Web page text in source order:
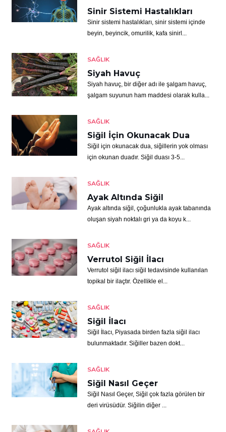
Sinir Sistemi Hastalıkları
Sinir sistemi hastalıkları, sinir sistemi içinde
beyin, beyincik, omurilik, kafa sinirl...
SAĞLIK
Siyah Havuç
Siyah havuç, bir diğer adı ile şalgam havuç,
şalgam suyunun ham maddesi olarak kulla...
SAĞLIK
Siğil İçin Okunacak Dua
Siğil için okunacak dua, siğillerin yok olması
için okunan duadır. Siğil duası 3-5...
SAĞLIK
Ayak Altında Siğil
Ayak altında siğil, çoğunlukla ayak tabanında
oluşan siyah noktalı gri ya da koyu k...
SAĞLIK
Verrutol Siğil İlacı
Verrutol siğil ilacı siğil tedavisinde kullanılan
topikal bir ilaçtır. Özellikle el...
SAĞLIK
Siğil İlacı
Siğil İlacı, Piyasada birden fazla siğil ilacı
bulunmaktadır. Siğiller bazen dokt...
SAĞLIK
Siğil Nasıl Geçer
Siğil Nasıl Geçer, Siğil çok fazla görülen bir
deri virüsüdür. Siğilin diğer ...